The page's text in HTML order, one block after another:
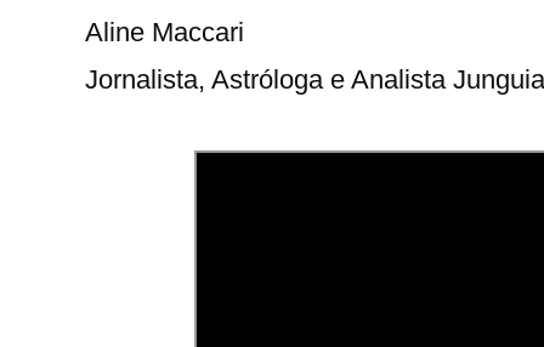
Aline Maccari
Jornalista, Astróloga e Analista